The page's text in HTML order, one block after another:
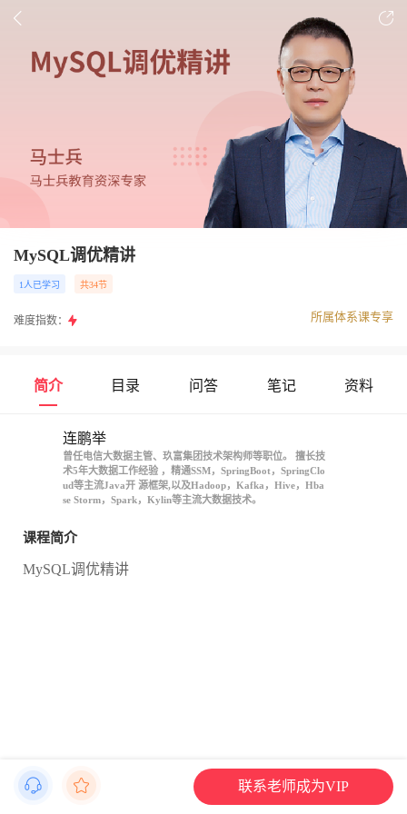
MySQL调优精讲
1人已学习 共34节
难度指数： 所属体系课专享
简介 目录 问答 笔记 资料
连鹏举
曾任电信大数据主管、玖富集团技术架构师等职位。 擅长技
术5年大数据工作经验 ，精通SSM，SpringBoot，SpringClo
ud等主流Java开 源框架,以及Hadoop，Kafka，Hive，Hba
se Storm，Spark，Kylin等主流大数据技术。
课程简介
MySQL调优精讲
联系老师成为VIP